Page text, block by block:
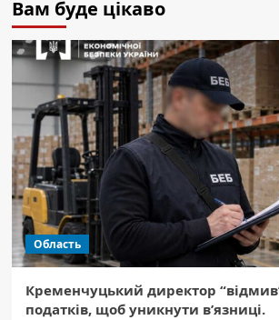
Вам буде цікаво
Область
Кременчуцький директор
податків, щоб уникнути в’язниці.